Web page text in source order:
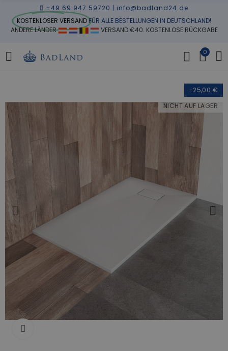
+49 69 947 59720 | info@badland24.de
KOSTENLOSER VERSANDFÜR ALLE BESTELLUNGEN IN DEUTSCHLAND!
ANDERE LÄNDER
VERSAND €40. KOSTENLOSE RÜCKGABE
0
-25,00 €
NICHT AUF LAGER